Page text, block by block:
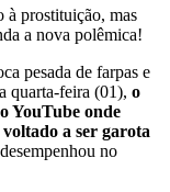
à prostituição, mas
a nova polêmica!
pesada de farpas e
quarta-feira (01), o
YouTube onde
a ser garota
no